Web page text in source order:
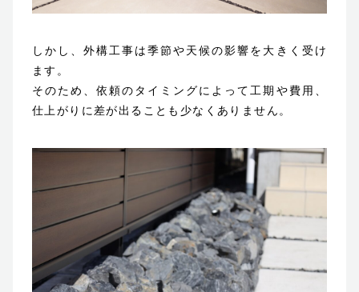
ブログ
お知らせ
© 2023 Shin-Living Union CO., LTD. All Rights Reserved.
This site is protected by reCAPTCHA and
the Google
Privacy PolicyandTerms of Serviceapply.
しかし、外構工事は季節や天候の影響を大きく受け
ます。
そのため、依頼のタイミングによって工期や費用、
仕上がりに差が出ることも少なくありません。